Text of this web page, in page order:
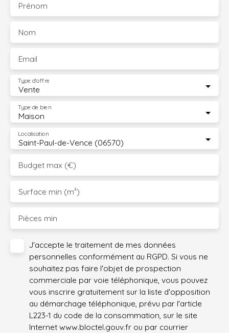
Prénom
Nom
Email
Vente
Type d'offre
Maison
Type de bien
Saint-Paul-de-Vence (06570)
Localisation
Budget max (€)
Surface min (m²)
Pièces min
J'accepte le traitement de mes données
personnelles conformément au RGPD. Si vous ne
souhaitez pas faire l'objet de prospection
commerciale par voie téléphonique, vous pouvez
vous inscrire gratuitement sur la liste d'opposition
au démarchage téléphonique, prévu par l'article
L223-1 du code de la consommation, sur le site
Internet www.bloctel.gouv.fr ou par courrier